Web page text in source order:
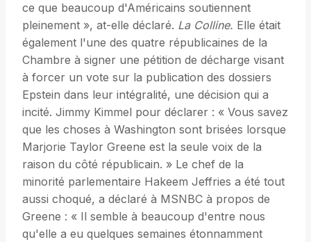
ce que beaucoup d'Américains soutiennent
pleinement », at-elle déclaré. La Colline. Elle était
également l'une des quatre républicaines de la
Chambre à signer une pétition de décharge visant
à forcer un vote sur la publication des dossiers
Epstein dans leur intégralité, une décision qui a
incité. Jimmy Kimmel pour déclarer : « Vous savez
que les choses à Washington sont brisées lorsque
Marjorie Taylor Greene est la seule voix de la
raison du côté républicain. » Le chef de la
minorité parlementaire Hakeem Jeffries a été tout
aussi choqué, a déclaré à MSNBC à propos de
Greene : « Il semble à beaucoup d'entre nous
qu'elle a eu quelques semaines étonnamment